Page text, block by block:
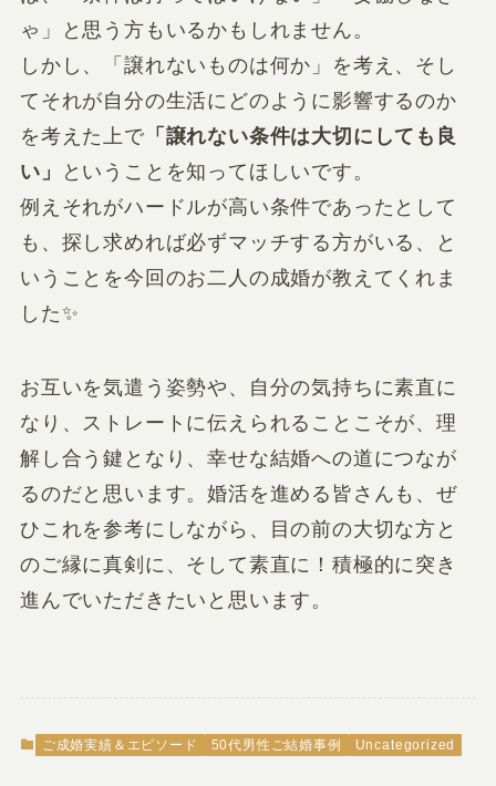
ゃ」と思う方もいるかもしれません。
しかし、「譲れないものは何か」を考え、そし
てそれが自分の生活にどのように影響するのか
を考えた上で「譲れない条件は大切にしても良
い」
ということを知ってほしいです。
例えそれがハードルが高い条件であったとして
も、探し求めれば必ずマッチする方がいる、と
いうことを今回のお二人の成婚が教えてくれま
した✨
お互いを気遣う姿勢や、自分の気持ちに素直に
なり、ストレートに伝えられることこそが、理
解し合う鍵となり、幸せな結婚への道につなが
るのだと思います。婚活を進める皆さんも、ぜ
ひこれを参考にしながら、目の前の大切な方と
のご縁に真剣に、そして素直に！積極的に突き
進んでいただきたいと思います。
ご成婚実績＆エピソード 50代男性ご結婚事例 Uncategorized